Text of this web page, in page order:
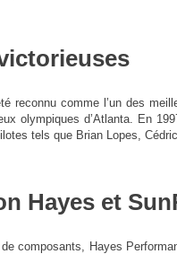
reconnu comme l’un des
olympiques d’Atlanta. En
tels que Brian Lopes,
Hayes et
composants, Hayes